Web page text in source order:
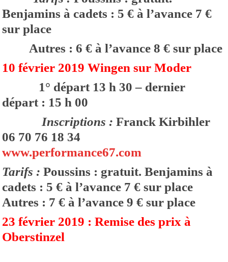
Benjamins à cadets : 5 € à l’avance 7 €
sur place
Autres : 6 € à l’avance 8 € sur place
10 février 2019 Wingen sur Moder
1° départ 13 h 30 – dernier
départ : 15 h 00
Inscriptions : Franck Kirbihler
06 70 76 18 34
www.performance67.com
Tarifs : Poussins : gratuit. Benjamins à
cadets : 5 € à l’avance 7 € sur place
Autres : 7 € à l’avance 9 € sur place
23 février 2019 : Remise des prix à
Oberstinzel